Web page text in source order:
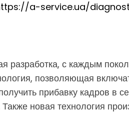
a-service.ua/
разработка, с каждым
позволяющая
прибавку кадров в
новая технология